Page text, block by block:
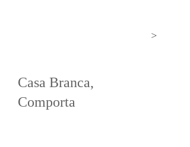
>
Casa Branca,
Comporta